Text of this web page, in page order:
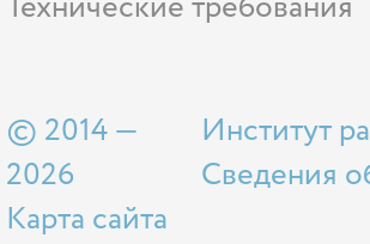
© 2014 —
2026
Карта сайта
Институт
Сведения